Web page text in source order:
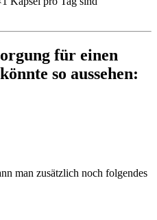
für einen
so aussehen:
man zusätzlich noch folgendes